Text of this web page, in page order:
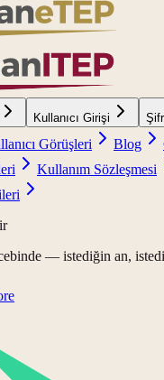
Kullanıcı Girişi
Görüşleri Blog
Kullanım Sözleşmesi
— istediğin an,